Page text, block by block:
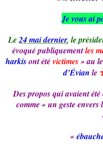
Je vous ai
Le24 mai dernier, le
évoqué publiquementles
harkis ont étévictimes » au
d’Évian le
Des propos qui avaient
comme « un geste envers
«